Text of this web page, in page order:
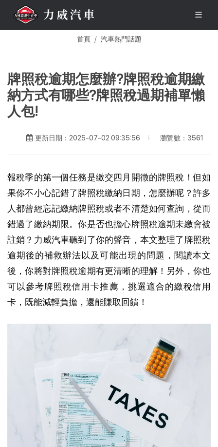
首頁 汽車熱門話題
牌照稅逾期怎麼辦?牌照稅逾期繳
納方式有哪些?牌照稅過期補單懶
人包!
更新日期：2025-07-02 09:35:56 瀏覽數：3561
報稅季的第一個任務是繳交四月開徵的牌照稅！但如
果你不小心記錯了牌照稅繳納日期，怎麼辦呢？許多
人都曾經忘記繳納牌照稅或者不清楚如何查詢，從而
錯過了繳納期限。你是否也擔心牌照稅逾期未繳會被
註銷？力威汽車聽到了你的聲音，本文整理了牌照稅
逾期後的補救辦法以及可能出現的問題，閱讀本文
後，你將對牌照稅逾期有更清晰的理解！另外，你也
可以參考牌照稅信用卡推薦，挑選適合的繳稅信用
卡，既能減輕負擔，還能賺取回饋！